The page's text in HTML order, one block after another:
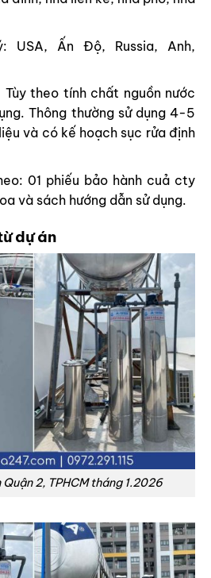
USA, Ấn Độ, Russia, Anh,
Tùy theo tính chất nguồn nước
Thông thường sử dụng 4-5
và có kế hoạch sục rửa định
01 phiếu bảo hành cuả cty
và sách hướng dẫn sử dụng.
dự án
2, TPHCM tháng 1.2026